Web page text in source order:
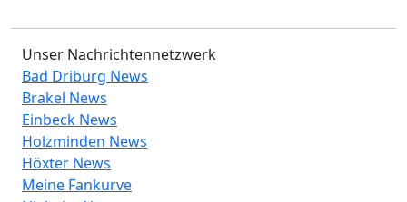
Unser Nachrichtennetzwerk
Bad Driburg News
Brakel News
Einbeck News
Holzminden News
Höxter News
Meine Fankurve